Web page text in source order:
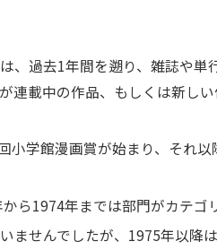
、過去1年間を遡り、雑誌や
連載中の作品、もしくは新しい
小学館漫画賞が始まり、それ
ら1974年までは部門がカテ
ませんでしたが、1975年以降は